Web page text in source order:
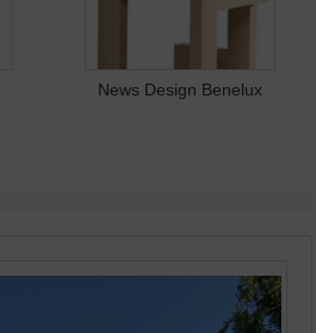
News Design Benelux